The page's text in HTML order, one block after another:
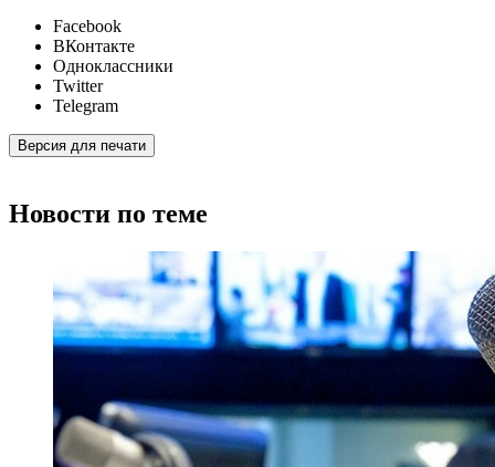
Facebook
ВКонтакте
Одноклассники
Twitter
Telegram
Версия для печати
Новости по теме